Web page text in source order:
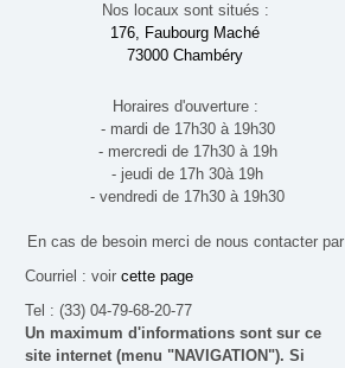
Nos locaux sont situés :
176, Faubourg Maché
73000 Chambéry
Horaires d'ouverture :
- mardi de 17h30 à 19h30
- mercredi de 17h30 à 19h
- jeudi de 17h 30à 19h
- vendredi de 17h30 à 19h30
En cas de besoin merci de nous contacter par
Courriel : voir cette page
Tel : (33) 04-79-68-20-77
Un maximum d'informations sont sur ce
site internet (menu "NAVIGATION"). Si